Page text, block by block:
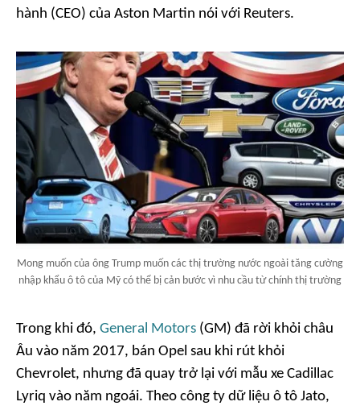
hành (CEO) của Aston Martin nói với Reuters.
Mong muốn của ông Trump muốn các thị trường nước ngoài tăng cường
nhập khẩu ô tô của Mỹ có thể bị cản bước vì nhu cầu từ chính thị trường
Trong khi đó, General Motors (GM) đã rời khỏi châu
Âu vào năm 2017, bán Opel sau khi rút khỏi
Chevrolet, nhưng đã quay trở lại với mẫu xe Cadillac
Lyriq vào năm ngoái. Theo công ty dữ liệu ô tô Jato,